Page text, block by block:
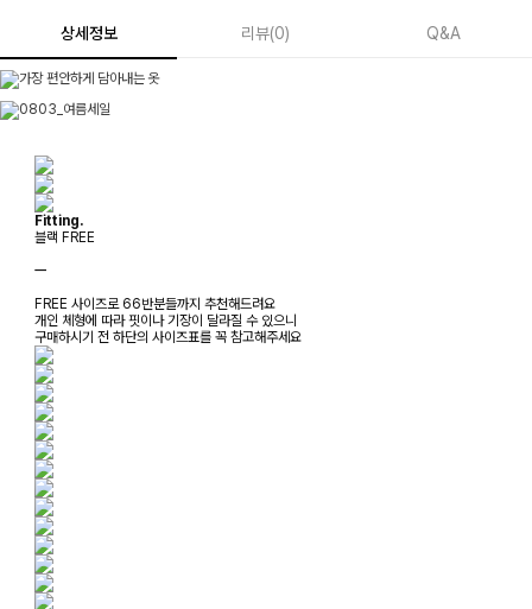
상세정보 리뷰(0) Q&A
Fitting.
블랙 FREE
ㅡ
FREE 사이즈로 66반분들까지 추천해드려요
개인 체형에 따라 핏이나 기장이 달라질 수 있으니
구매하시기 전 하단의 사이즈표를 꼭 참고해주세요